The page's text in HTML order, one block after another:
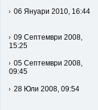
06 Януари 2010, 16:44
09 Септември 2008,
15:25
05 Септември 2008,
09:45
28 Юли 2008, 09:54